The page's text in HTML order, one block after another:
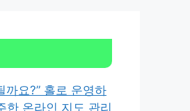
까요?” 홀로 운영하
한 온라인 지도 관리